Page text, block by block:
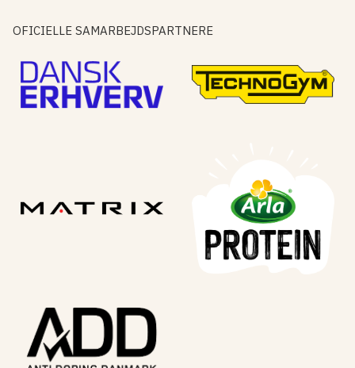
OFICIELLE SAMARBEJDSPARTNERE